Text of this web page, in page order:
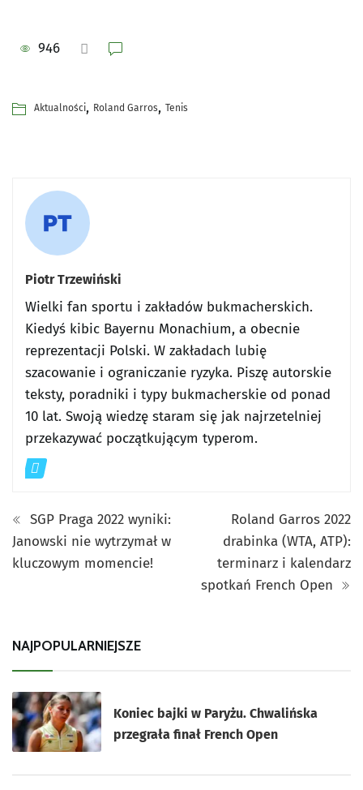
946
Aktualności, Roland Garros, Tenis
Piotr Trzewiński
Wielki fan sportu i zakładów bukmacherskich.
Kiedyś kibic Bayernu Monachium, a obecnie
reprezentacji Polski. W zakładach lubię
szacowanie i ograniczanie ryzyka. Piszę autorskie
teksty, poradniki i typy bukmacherskie od ponad
10 lat. Swoją wiedzę staram się jak najrzetelniej
przekazywać początkującym typerom.
SGP Praga 2022 wyniki:
Janowski nie wytrzymał w
kluczowym momencie!
Roland Garros 2022
drabinka (WTA, ATP):
terminarz i kalendarz
spotkań French Open
NAJPOPULARNIEJSZE
Koniec bajki w Paryżu. Chwalińska
przegrała finał French Open